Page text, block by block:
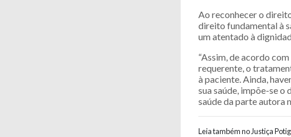
Ao reconhecer o
direito fundamental à
um atentado à
“Assim, de acordo
requerente, o
à paciente. Ainda,
sua saúde, impõe-se o
saúde da parte autora
Leia também no Justiça